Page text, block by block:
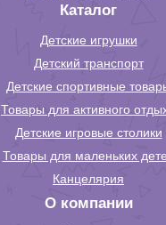
Каталог
Детские игрушки
Детский транспорт
Детские спортивные
Товары для активного
Детские игровые столики
Товары для маленьких
Канцелярия
О компании